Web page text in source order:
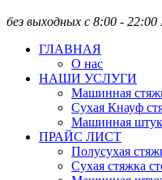
без выходных с 8:00 - 22:00
ГЛАВНАЯ
О нас
НАШИ УСЛУГИ
Машинная
Сухая Кнауф
Машинная
ПРАЙС ЛИСТ
Полусухая
Сухая стяжка